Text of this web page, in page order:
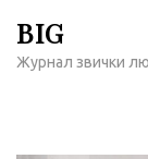
содержимому
BIG
Журнал звички